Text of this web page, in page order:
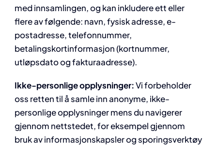
med innsamlingen, og kan inkludere ett eller
flere av følgende: navn, fysisk adresse, e-
postadresse, telefonnummer,
betalingskortinformasjon (kortnummer,
utløpsdato og fakturaadresse).
Ikke-personlige opplysninger:Vi forbeholder
oss retten til å samle inn anonyme, ikke-
personlige opplysninger mens du navigerer
gjennom nettstedet, for eksempel gjennom
bruk av informasjonskapsler og sporingsverktøy